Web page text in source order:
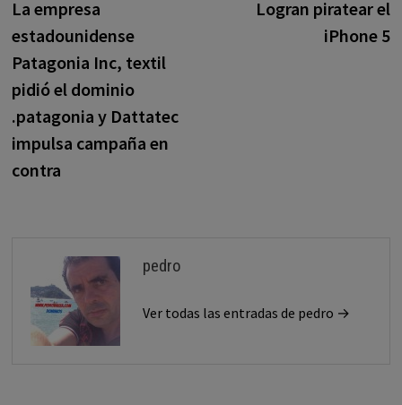
de
entradas
La empresa
estadounidense
Patagonia Inc, textil
pidió el dominio
.patagonia y Dattatec
impulsa campaña en
contra
Logran piratear el
iPhone 5
pedro
Ver todas las entradas de pedro →